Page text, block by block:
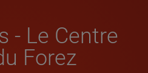
- Le Centre
Forez